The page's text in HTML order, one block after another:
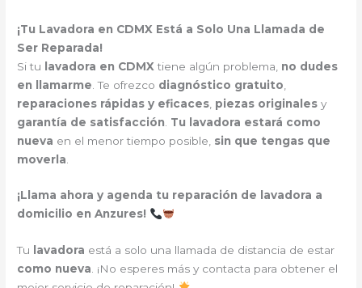
¡Tu Lavadora en CDMX Está a Solo Una Llamada de
Ser Reparada!
Si tu lavadora en CDMX tiene algún problema, no dudes
en llamarme . Te ofrezco diagnóstico gratuito
reparaciones rápidas y eficaces piezas originales y
garantía de satisfacción Tu lavadora estará como
nueva en el menor tiempo posible, sin que tengas que
moverla
¡Llama ahora y agenda tu reparación de lavadora a
domicilio en Anzures!
Tu lavadora está a solo una llamada de distancia de estar
como nueva. ¡No esperes más y contacta para obtener el